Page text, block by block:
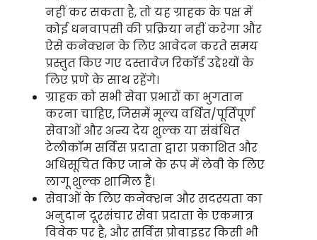
नहीं कर सकता है, तो यह ग्राहक के पक्ष में
कोई धनवापसी की प्रक्रिया नहीं करेगा और
ऐसे कनेक्शन के लिए आवेदन करते समय
प्रस्तुत किए गए दस्तावेज रिकॉर्ड उद्देश्यों के
लिए प्रणे के साथ रहेंगे।
ग्राहक को सभी सेवा प्रभारों का भुगतान
करना चाहिए, जिसमें मूल्य वर्धित/पूर्तिपूर्ण
सेवाओं और अन्य देय शुल्क या संबंधित
टेलीकॉम सर्विस प्रदाता द्वारा प्रकाशित और
अधिसूचित किए जाने के रूप में लेवी के लिए
लागू शुल्क शामिल हैं।
सेवाओं के लिए कनेक्शन और सदस्यता का
अनुदान दूरसंचार सेवा प्रदाता के एकमात्र
विवेक पर है, और सर्विस प्रोवाइडर किसी भी